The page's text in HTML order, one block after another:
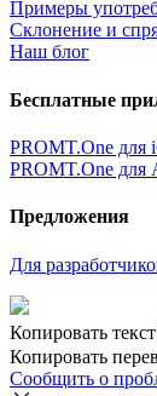
Примеры
Склонение и
Наш блог
Бесплатные
PROMT.One для
PROMT.One для
Предложения
Для
Копировать текст
Копировать
Сообщить о